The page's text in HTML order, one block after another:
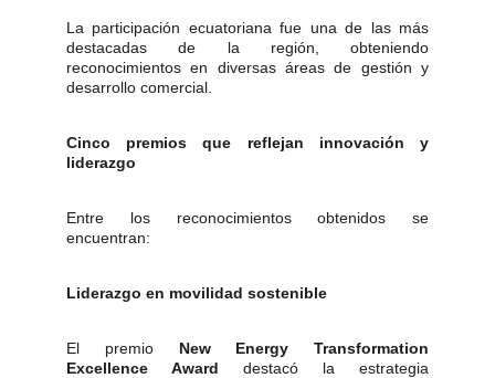
La participación ecuatoriana fue una de las más
destacadas de la región, obteniendo
reconocimientos en diversas áreas de gestión y
desarrollo comercial.
Cinco premios que reflejan innovación y
liderazgo
Entre los reconocimientos obtenidos se
encuentran:
Liderazgo en movilidad sostenible
El premio New Energy Transformation
Excellence Award destacó la estrategia